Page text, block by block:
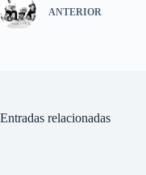
ANTERIOR
Entradas relacionadas